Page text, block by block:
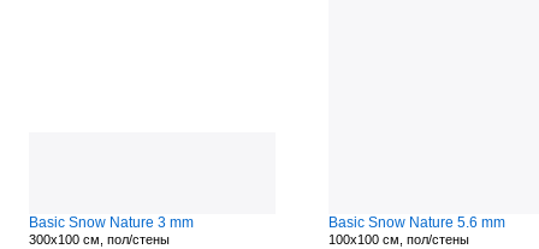
Basic Snow Nature 3 mm
300x100 см, пол/стены
Basic Snow Nature 5.6 mm
100x100 см, пол/стены